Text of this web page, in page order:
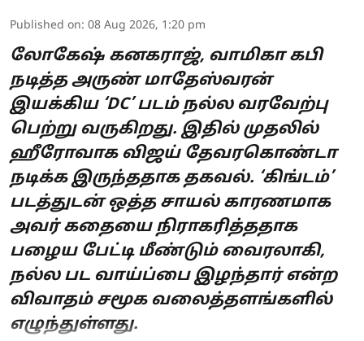
Published on: 08 Aug 2026, 1:20 pm
லோகேஷ் கனகராஜ், வாமிகா கபி
நடித்த அருண் மாதேஸ்வரன்
இயக்கிய ‘DC’ படம் நல்ல வரவேற்பு
பெற்று வருகிறது. இதில் முதலில்
ஹீரோவாக விஜய் தேவரகொண்டா
நடிக்க இருந்ததாக தகவல். ‘கிங்டம்’
படத்துடன் ஒத்த சாயல் காரணமாக
அவர் கதையை நிராகரித்ததாக
பழைய பேட்டி மீண்டும் வைரலாகி,
நல்ல பட வாய்ப்பை இழந்தார் என்ற
விவாதம் சமூக வலைத்தளங்களில்
எழுந்துள்ளது.